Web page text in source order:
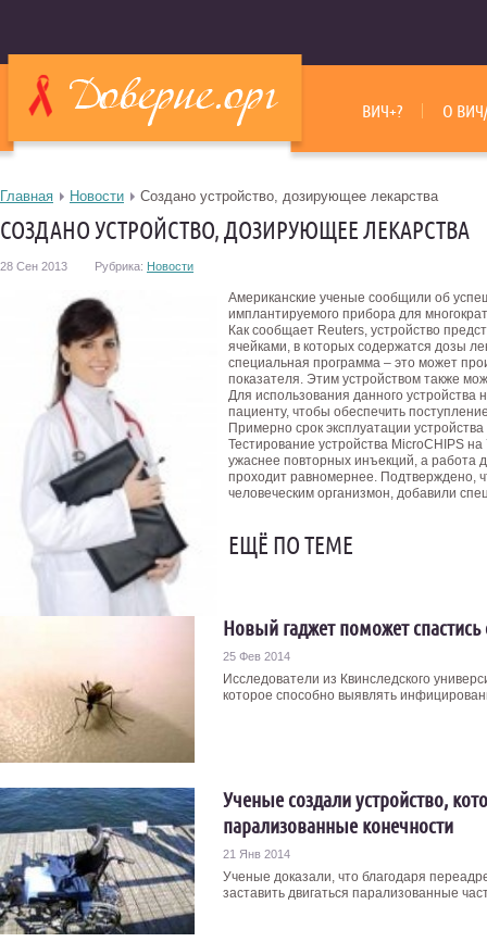
ВИЧ+? О
Главная Новости Создано устройство, дозирующее лекарства
СОЗДАНО УСТРОЙСТВО, ДОЗИРУЮЩЕЕ ЛЕКАРСТВА
28 Сен 2013 Рубрика: Новости
Американские ученые сообщили об
имплантируемого прибора для
Как сообщает Reuters, устройство
ячейками, в которых содержатся дозы
специальная программа – это может
показателя. Этим устройством также
Для использования данного устройства
пациенту, чтобы обеспечить
Примерно срок эксплуатации
Тестирование устройства MicroCHIPS
ужаснее повторных инъекций, а работа
проходит равномернее. Подтверждено,
человеческим организмон, добавили
ЕЩЁ ПО ТЕМЕ
Новый гаджет поможет
25 Фев 2014
Исследователи из Квинследского
которое способно выявлять
Ученые создали устройство,
парализованные конечности
21 Янв 2014
Ученые доказали, что благодаря
заставить двигаться парализованные